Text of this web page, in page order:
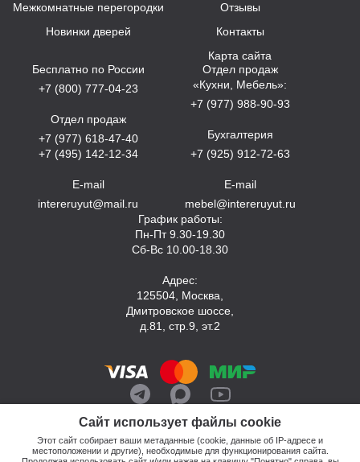
Сайт использует файлы cookie
Этот сайт собирает ваши метаданные (cookie, данные об IP-адресе и
местоположении и другие), необходимые для функционирования сайта.
Межкомнатные перегородки
Новинки дверей
Отзывы
Контакты
Карта сайта
Бесплатно по России
+7 (800) 777-04-23
Отдел продаж
+7 (977) 618-47-40
+7 (495) 142-12-34
E-mail
intereruyut@mail.ru
Отдел продаж
«Кухни, Мебель»:
+7 (977) 988-90-93
Бухгалтерия
+7 (925) 912-72-63
E-mail
mebel@intereruyut.ru
График работы:
Пн-Пт 9.30-19.30
Сб-Вс 10.00-18.30
Адрес:
125504, Москва,
Дмитровское шоссе,
д.81, стр.9, эт.2